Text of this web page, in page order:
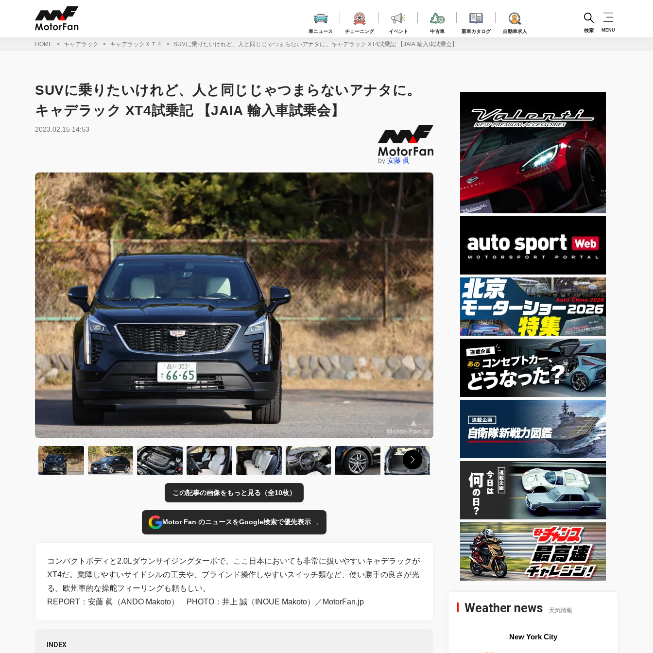
車ニュース チューニング イベント 中古車 新車カタログ 自動車求人 検索 MENU
HOME キャデラック キャデラックＸＴ４ SUVに乗りたいけれど、人と同じじゃつまらないアナタに。キャデラック XT4試乗記 【JAIA 輸入車試乗会】
SUVに乗りたいけれど、人と同じじゃつまらないアナタに。
キャデラック XT4試乗記 【JAIA 輸入車試乗会】
2023.02.15 14:53
by 安藤 眞
この記事の画像をもっと見る（全10枚）
Motor Fan のニュースをGoogle検索で優先表示→
コンパクトボディと2.0Lダウンサイジングターボで、ここ日本においても非常に扱いやすいキャデラックが
XT4だ。乗降しやすいサイドシルの工夫や、ブラインド操作しやすいスイッチ類など、使い勝手の良さが光
る。欧州車的な操舵フィーリングも頼もしい。
REPORT：安藤 眞（ANDO Makoto） PHOTO：井上 誠（INOUE Makoto）／MotorFan.jp
INDEX
Weather news 天気情報
New York City